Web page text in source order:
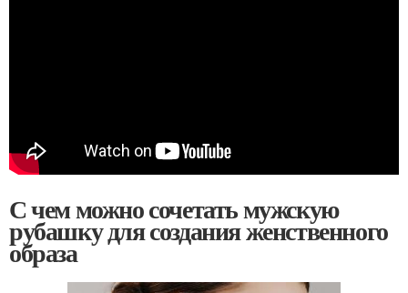
С чем можно сочетать мужскую
рубашку для создания женственного
образа